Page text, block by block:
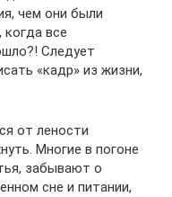
чем они были
когда все
Следует
«кадр» из жизни,
от лености
Многие в погоне
забывают о
сне и питании,